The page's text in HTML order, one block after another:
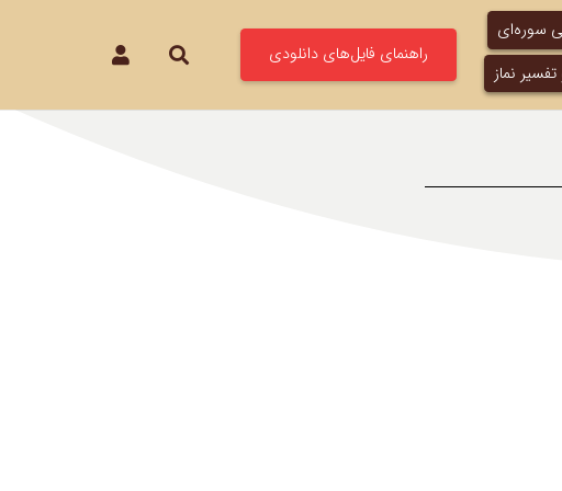
سوره‌ای
نماز
راهنمای فایل‌های دانلودی